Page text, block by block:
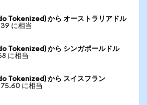
Tokenized) から オーストラリアドル
に相当
Tokenized) から シンガポールドル
に相当
Tokenized) から スイスフラン
に相当